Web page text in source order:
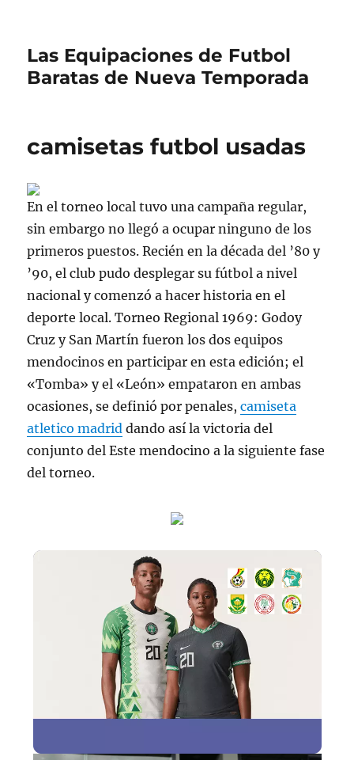
Las Equipaciones de Futbol
Baratas de Nueva Temporada
camisetas futbol usadas
En el torneo local tuvo una campaña regular,
sin embargo no llegó a ocupar ninguno de los
primeros puestos. Recién en la década del ’80 y
’90, el club pudo desplegar su fútbol a nivel
nacional y comenzó a hacer historia en el
deporte local. Torneo Regional 1969: Godoy
Cruz y San Martín fueron los dos equipos
mendocinos en participar en esta edición; el
«Tomba» y el «León» empataron en ambas
ocasiones, se definió por penales,camiseta
atletico madrid dando así la victoria del
conjunto del Este mendocino a la siguiente fase
del torneo.